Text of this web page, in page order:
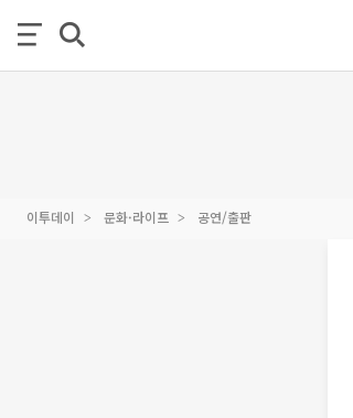
이투데이 문화·라이프 공연/출판